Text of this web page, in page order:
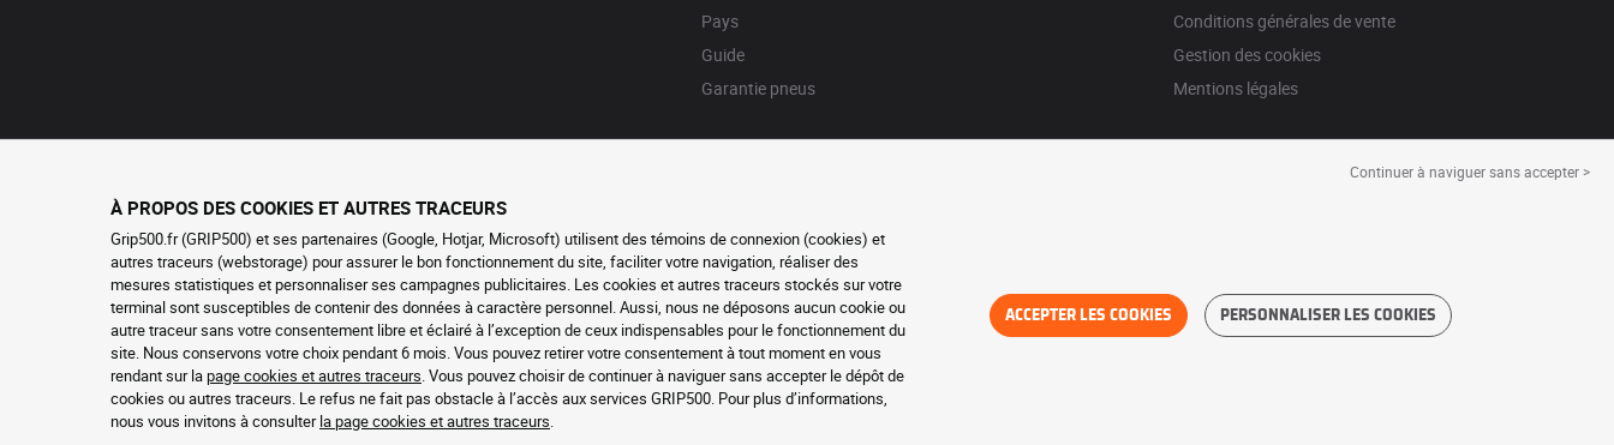
Pays
Guide
Garantie pneus
Conditions générales de vente
Gestion des cookies
Mentions légales
Continuer à naviguer sans accepter >
À PROPOS DES COOKIES ET AUTRES TRACEURS
Grip500.fr (GRIP500) et ses partenaires (Google, Hotjar, Microsoft) utilisent des témoins de connexion (cookies) et
autres traceurs (webstorage) pour assurer le bon fonctionnement du site, faciliter votre navigation, réaliser des
mesures statistiques et personnaliser ses campagnes publicitaires. Les cookies et autres traceurs stockés sur votre
terminal sont susceptibles de contenir des données à caractère personnel. Aussi, nous ne déposons aucun cookie ou
autre traceur sans votre consentement libre et éclairé à l’exception de ceux indispensables pour le fonctionnement du
site. Nous conservons votre choix pendant 6 mois. Vous pouvez retirer votre consentement à tout moment en vous
rendant sur lapage cookies et autres traceurs. Vous pouvez choisir de continuer à naviguer sans accepter le dépôt de
cookies ou autres traceurs. Le refus ne fait pas obstacle à l’accès aux services GRIP500. Pour plus d’informations,
nous vous invitons à consulterla page cookies et autres traceurs.
ACCEPTER LES COOKIES PERSONNALISER LES COOKIES